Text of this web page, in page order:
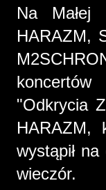
Na Małej
HARAZM,
"Odkrycia
HARAZM,
wystąpił
wieczór.